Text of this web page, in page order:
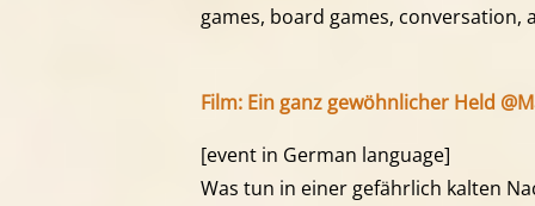
games, board games, conversation,
Film: Ein ganz gewöhnlicher Held
[event in German language]
Was tun in einer gefährlich kalten